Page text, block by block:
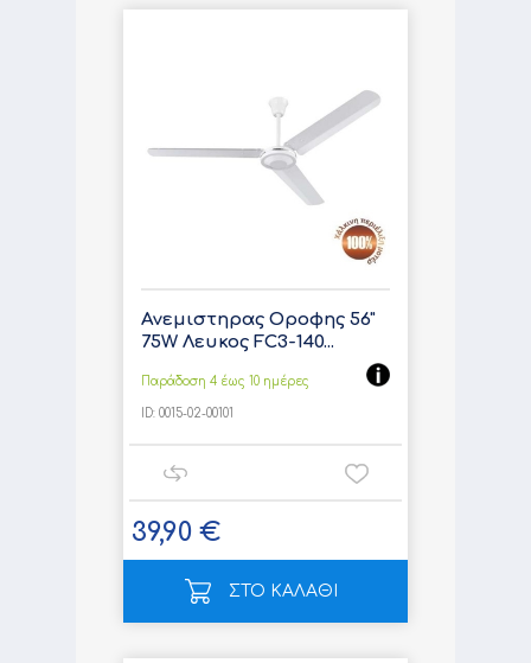
Ανεμιστηρας Οροφης 56"
75W Λευκος FC3-140...
Παράδοση 4 έως 10 ημέρες
ID: 0015-02-00101
39,90 €
ΣΤΟ ΚΑΛΑΘΙ